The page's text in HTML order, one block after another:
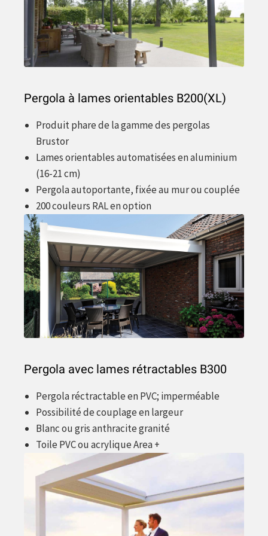
Pergola à lames orientables B200(XL)
Produit phare de la gamme des pergolas
Brustor
Lames orientables automatisées en aluminium
(16-21 cm)
Pergola autoportante, fixée au mur ou couplée
200 couleurs RAL en option
Pergola avec lames rétractables B300
Pergola réctractable en PVC; imperméable
Possibilité de couplage en largeur
Blanc ou gris anthracite granité
Toile PVC ou acrylique Area +